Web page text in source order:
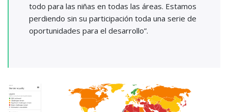
todo para las niñas en todas las áreas. Estamos
perdiendo sin su participación toda una serie de
oportunidades para el desarrollo”.